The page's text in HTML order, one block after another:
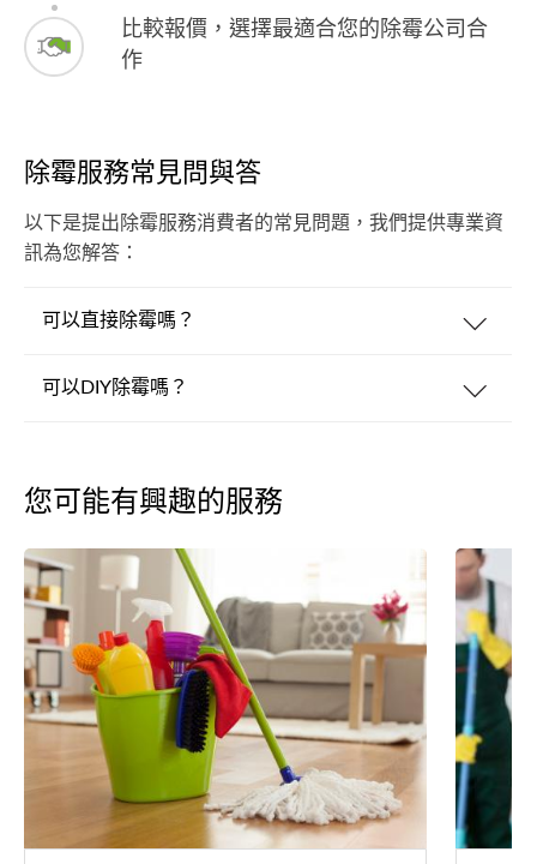
比較報價，選擇最適合您的除霉公司合
作
除霉服務常見問與答
以下是提出除霉服務消費者的常見問題，我們提供專業資
訊為您解答：
可以直接除霉嗎？
可以DIY除霉嗎？
您可能有興趣的服務